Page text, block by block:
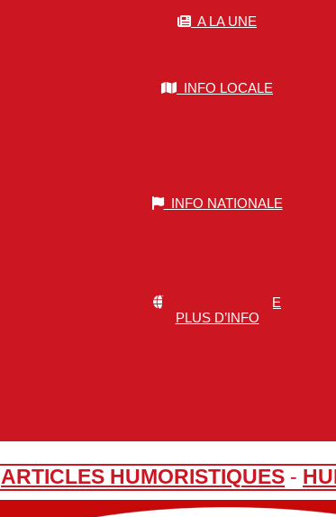
A LA UNE
INFO LOCALE
INFO NATIONALE
INFO MONDIALE
PLUS D’INFO
ARTICLES HUMORISTIQUES -